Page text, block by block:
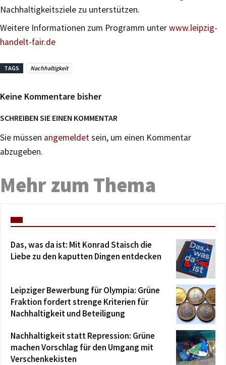
Nachhaltigkeitsziele zu unterstützen.
Weitere Informationen zum Programm unterwww.leipzig-
handelt-fair.de
TAGS Nachhaltigkeit
Keine Kommentare bisher
SCHREIBEN SIE EINEN KOMMENTAR
Sie müssen angemeldetsein, um einen Kommentar
abzugeben.
Mehr zum Thema
Das, was da ist: Mit Konrad Staisch die
Liebe zu den kaputten Dingen entdecken
Leipziger Bewerbung für Olympia: Grüne
Fraktion fordert strenge Kriterien für
Nachhaltigkeit und Beteiligung
Nachhaltigkeit statt Repression: Grüne
machen Vorschlag für den Umgang mit
Verschenkekisten